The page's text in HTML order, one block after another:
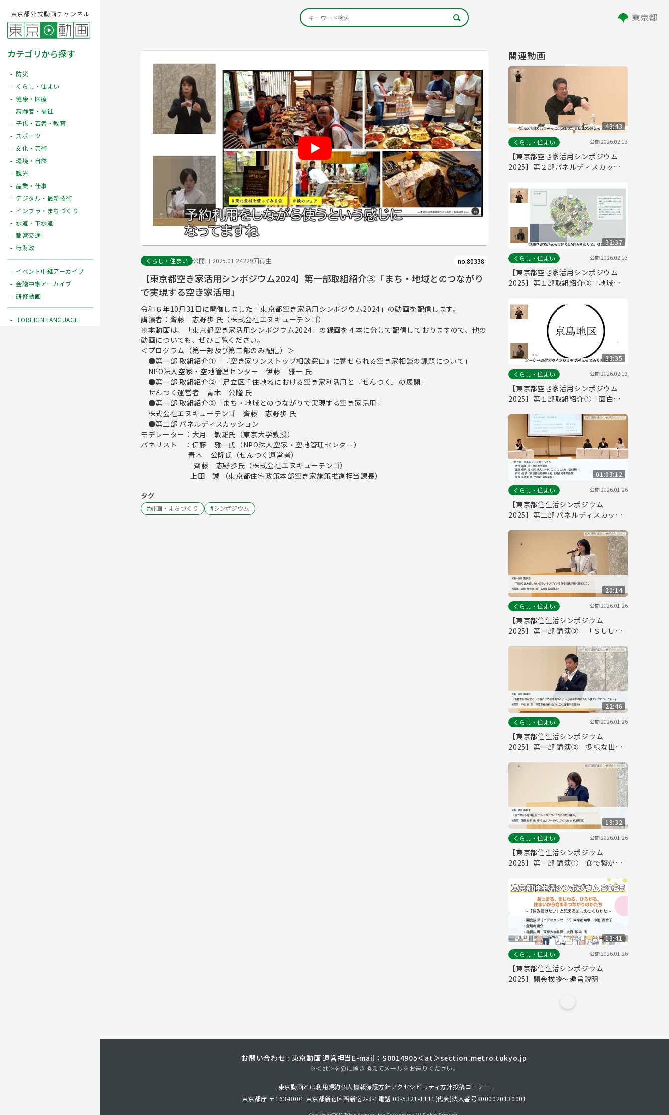
東京都公式動画チャンネル
カテゴリから探す
防災
くらし・住まい
健康・医療
高齢者・福祉
子供・若者・教育
スポーツ
文化・芸術
環境・自然
観光
産業・仕事
デジタル・最新技術
インフラ・まちづくり
水道・下水道
都営交通
行財政
イベント中継アーカイブ
会議中継アーカイブ
研修動画
FOREIGN LANGUAGE
Play
くらし・住まい 公開日 2025.01.24229回再生 no.80338
【東京都空き家活用シンポジウム2024】第一部取組紹介③「まち・地域とのつながり
で実現する空き家活用」
令和６年10月31日に開催しました「東京都空き家活用シンポジウム2024」の動画を配信します。
講演者：齊藤 志野歩 氏（株式会社エヌキューテンゴ）
※本動画は、「東京都空き家活用シンポジウム2024」の録画を４本に分けて配信しておりますので、他の
動画についても、ぜひご覧ください。
＜プログラム（第一部及び第二部のみ配信）＞
●第一部 取組紹介①「『空き家ワンストップ相談窓口』に寄せられる空き家相談の課題について」
NPO法人空家・空地管理センター 伊藤 雅一 氏
●第一部 取組紹介②「足立区千住地域における空き家利活用と『せんつく』の展開」
せんつく運営者 青木 公隆 氏
●第一部 取組紹介③「まち・地域とのつながりで実現する空き家活用」
株式会社エヌキューテンゴ 齊藤 志野歩 氏
●第二部 パネルディスカッション
モデレーター：大月 敏雄氏（東京大学教授）
パネリスト ：伊藤 雅一氏（NPO法人空家・空地管理センター）
青木 公隆氏（せんつく運営者）
齊藤 志野歩氏（株式会社エヌキューテンゴ）
上田 誠 （東京都住宅政策本部空き家施策推進担当課長）
タグ
#計画・まちづくり #シンポジウム
関連動画
43:43
くらし・住まい
公開2026.02.13
【東京都空き家活用シンポジウム
2025】第２部パネルディスカッシ
32:37
くらし・住まい
公開2026.02.13
【東京都空き家活用シンポジウム
2025】第１部取組紹介②「地域を
33:35
くらし・住まい
公開2026.02.13
【東京都空き家活用シンポジウム
2025】第１部取組紹介①「面白い
01:03:12
くらし・住まい
公開2026.01.26
【東京都住生活シンポジウム
2025】第二部 パネルディスカッシ
20:14
くらし・住まい
公開2026.01.26
【東京都住生活シンポジウム
2025】第一部 講演③ 「ＳＵＵＭ
見る住民が輝く街とは？ 江原 亜弥
美 氏（ＳＵＵＭＯ）
22:46
くらし・住まい
公開2026.01.26
【東京都住生活シンポジウム
2025】第一部 講演② 多様な世帯
～小金井本町あんしん住まいプロジ
ェクト～ 戸松 健 氏（東京都住宅
19:32
くらし・住まい
公開2026.01.26
【東京都住生活シンポジウム
2025】第一部 講演① 食で繋がる
り組み 蓬田 俊子 氏（NPO法人フ
ードバンクくにたち）
13:41
くらし・住まい
公開2026.01.26
【東京都住生活シンポジウム
2025】開会挨拶～趣旨説明
お問い合わせ : 東京動画 運営担当 E-mail：S0014905＜at＞section.metro.tokyo.jp
※＜at＞を@に置き換えてメールをお送りください。
東京動画とは利用規約個人情報保護方針アクセシビリティ方針投稿コーナー
東京都庁 〒163-8001 東京都新宿区西新宿2-8-1 電話 03-5321-1111(代表)法人番号8000020130001